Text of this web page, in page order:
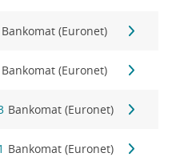
Bankomat (Euronet)
Bankomat (Euronet)
Bankomat (Euronet)
Bankomat (Euronet)